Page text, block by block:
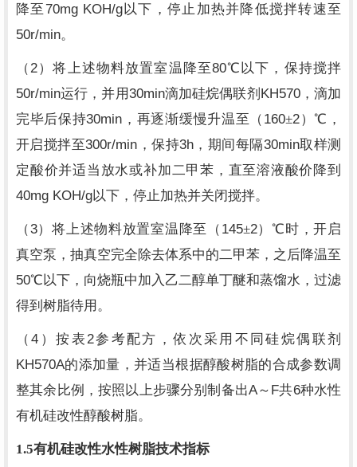
降至70mg KOH/g以下，停止加热并降低搅拌转速至
50r/min。
（2）将上述物料放置室温降至80℃以下，保持搅拌
50r/min运行，并用30min滴加硅烷偶联剂 KH570，滴加
完毕后保持30min ，再逐渐缓慢升温至（ 160±2）℃，
开启搅拌至300r/min ，保持3h ，期间每隔30min取样测
定酸价并适当放水或补加二甲苯，直至溶液酸价降到
40mg KOH/g以下，停止加热并关闭搅拌。
（3）将上述物料放置室温降至（ 145±2）℃时，开启
真空泵，抽真空完全除去体系中的二甲苯，之后降温至
50℃以下，向烧瓶中加入乙二醇单丁醚和蒸馏水，过滤
得到树脂待用。
（4 ）按表2参考配方，依次采用不同硅烷偶联剂
KH570A的添加量，并适当根据醇酸树脂的合成参数调
整其余比例，按照以上步骤分别制备出A～ F共6种水性
有机硅改性醇酸树脂。
1.5有机硅改性水性树脂技术指标